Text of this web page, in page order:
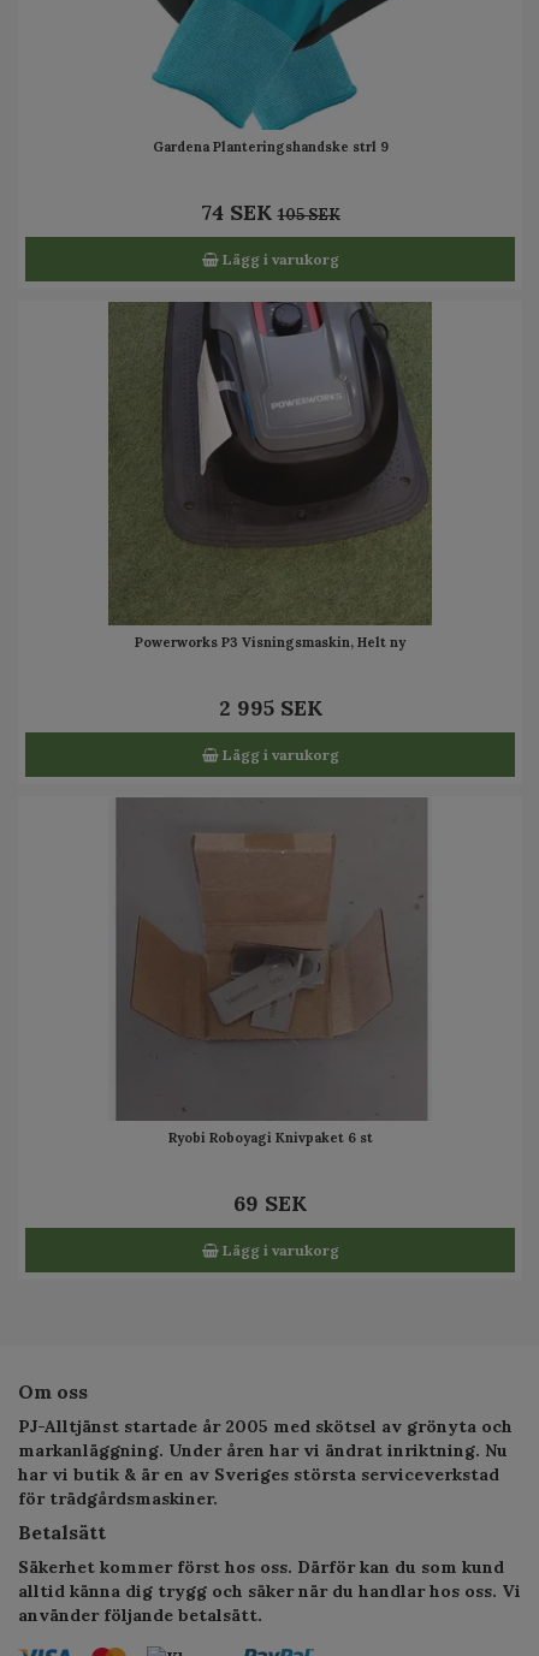
Gardena Planteringshandske strl 9
74 SEK105 SEK
Lägg i varukorg
Powerworks P3 Visningsmaskin, Helt ny
2 995 SEK
Lägg i varukorg
Ryobi Roboyagi Knivpaket 6 st
69 SEK
Lägg i varukorg
Om oss
PJ-Alltjänst startade år 2005 med skötsel av grönyta och
markanläggning. Under åren har vi ändrat inriktning. Nu
har vi butik & är en av Sveriges största serviceverkstad
för trädgårdsmaskiner.
Betalsätt
Säkerhet kommer först hos oss. Därför kan du som kund
alltid känna dig trygg och säker när du handlar hos oss. Vi
använder följande betalsätt.